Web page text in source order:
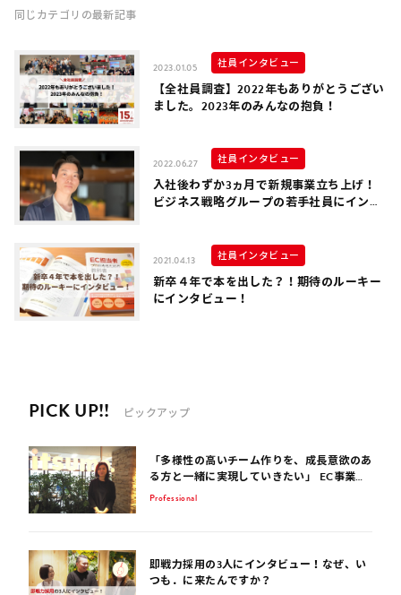
同じカテゴリの最新記事
2023.01.05 社員インタビュー
【全社員調査】2022年もありがとうござい
ました。2023年のみんなの抱負！
2022.06.27 社員インタビュー
入社後わずか3ヵ月で新規事業立ち上げ！
ビジネス戦略グループの若手社員にインタ
2021.04.13 社員インタビュー
新卒４年で本を出した？！期待のルーキー
にインタビュー！
PICK UP!! ピックアップ
「多様性の高いチーム作りを、成長意欲のあ
る方と一緒に実現していきたい」 EC事業サ
ポート歴15年のコンサルタントが話す、EC
Professional
即戦力採用の3人にインタビュー！なぜ、い
つも．に来たんですか？